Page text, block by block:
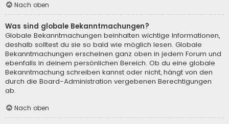
Nach oben
Was sind globale Bekanntmachungen?
Globale Bekanntmachungen beinhalten wichtige Informationen,
deshalb solltest du sie so bald wie möglich lesen. Globale
Bekanntmachungen erscheinen ganz oben in jedem Forum und
ebenfalls in deinem persönlichen Bereich. Ob du eine globale
Bekanntmachung schreiben kannst oder nicht, hängt von den
durch die Board-Administration vergebenen Berechtigungen
ab.
Nach oben